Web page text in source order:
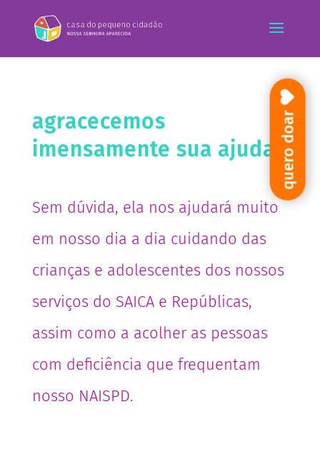
agracecemos
imensamente sua ajuda!
Sem dúvida, ela nos ajudará muito
em nosso dia a dia cuidando das
crianças e adolescentes dos nossos
serviços do SAICA e Repúblicas,
assim como a acolher as pessoas
com deficiência que frequentam
nosso NAISPD.
quero doar